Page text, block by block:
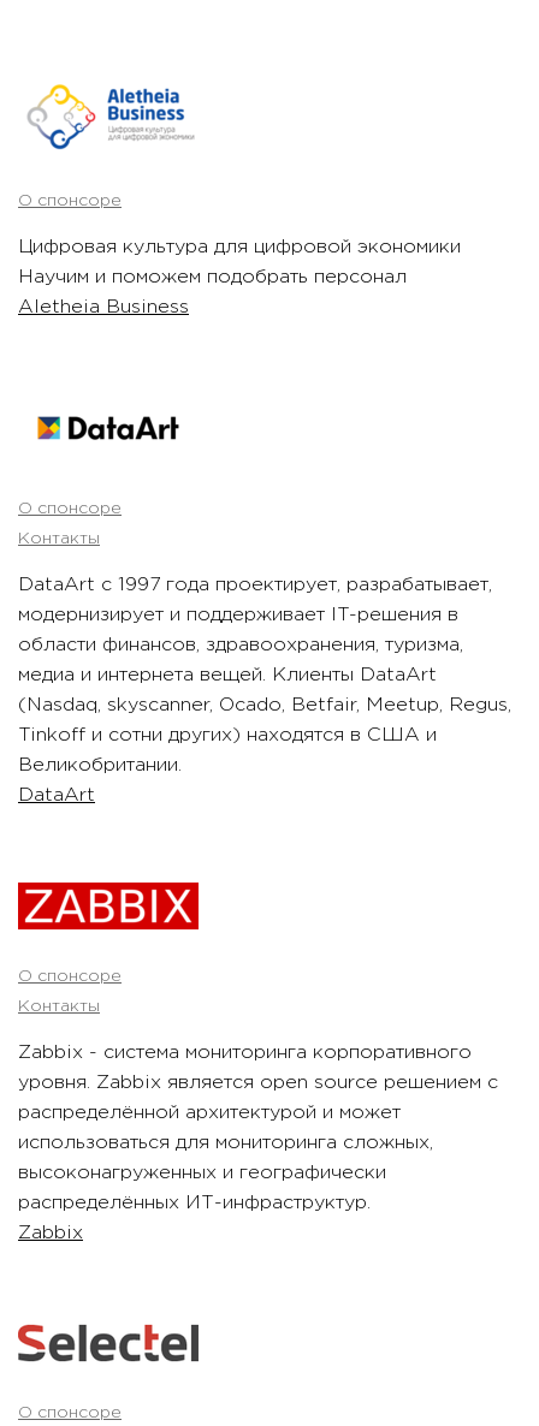
О спонсоре
Цифровая культура для цифровой экономики
Научим и поможем подобрать персонал
Aletheia Business
О спонсоре
Контакты
DataArt с 1997 года проектирует, разрабатывает,
модернизирует и поддерживает IT-решения в
области финансов, здравоохранения, туризма,
медиа и интернета вещей. Клиенты DataArt
(Nasdaq, skyscanner, Ocado, Betfair, Meetup, Regus,
Tinkoff и сотни других) находятся в США и
Великобритании.
DataArt
О спонсоре
Контакты
Zabbix - система мониторинга корпоративного
уровня. Zabbix является open source решением с
распределённой архитектурой и может
использоваться для мониторинга сложных,
высоконагруженных и географически
распределённых ИТ-инфраструктур.
Zabbix
О спонсоре